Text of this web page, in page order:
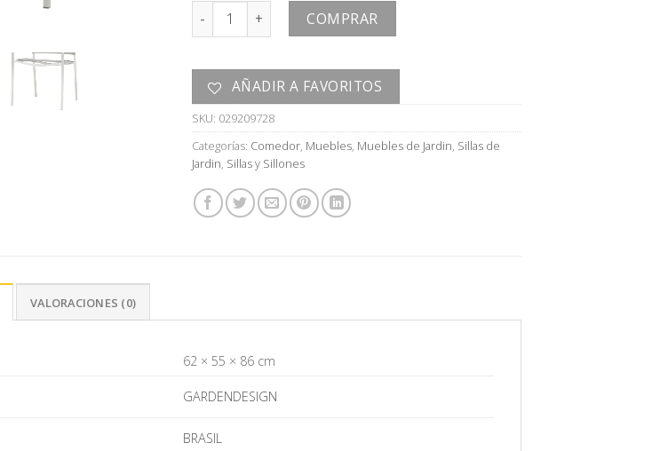
SILLON cantidad COMPRAR
AÑADIR A FAVORITOS
SKU: 029209728
Categorías: Comedor, Muebles, Muebles de Jardin, Sillas de
Jardin, Sillas y Sillones
VALORACIONES (0)
62 × 55 × 86 cm
GARDENDESIGN
BRASIL